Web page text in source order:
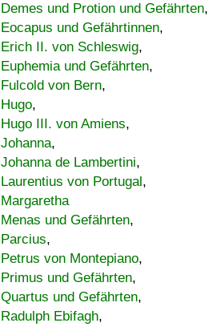
Demes und Protion und Gefährten,
Eocapus und Gefährtinnen,
Erich II. von Schleswig,
Euphemia und Gefährten,
Fulcold von Bern,
Hugo,
Hugo III. von Amiens,
Johanna,
Johanna de Lambertini,
Laurentius von Portugal,
Margaretha
Menas und Gefährten,
Parcius,
Petrus von Montepiano,
Primus und Gefährten,
Quartus und Gefährten,
Radulph Ebifagh,